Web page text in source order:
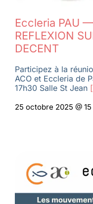
Eccleria PAU —
REFLEXION
DECENT
Participez à la
ACO et Eccleria de
17h30 Salle St Jean
25 octobre 2025 @